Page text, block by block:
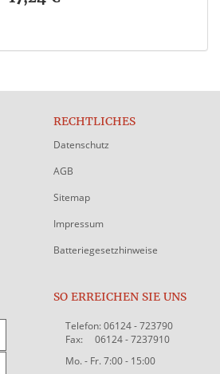
RECHTLICHES
Datenschutz
AGB
Sitemap
Impressum
Batteriegesetzhinweise
SO ERREICHEN SIE UNS
Telefon: 06124 - 723790
Fax: 06124 - 7237910
Mo. - Fr. 7:00 - 15:00